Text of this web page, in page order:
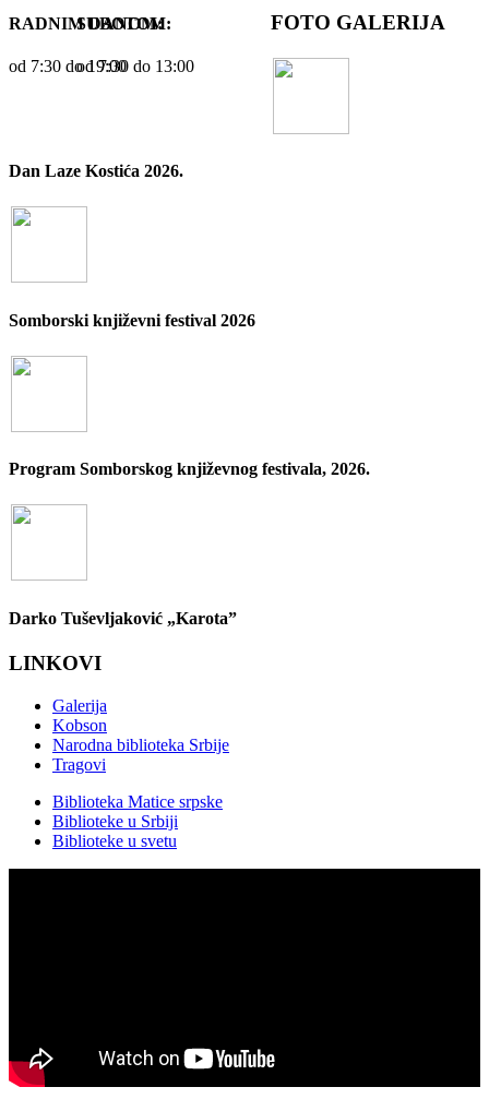
RADNIM DANOM:
od 7:30 dо 19:00
SUBOTOM:
od 7:30 dо 13:00
FOTO GALERIJA
Dan Laze Kostića 2026.
Somborski književni festival 2026
Program Somborskog književnog festivala, 2026.
Darko Tuševljaković „Karota”
LINKOVI
Galerija
Kobson
Narodna biblioteka Srbije
Tragovi
Biblioteka Matice srpske
Biblioteke u Srbiji
Biblioteke u svetu